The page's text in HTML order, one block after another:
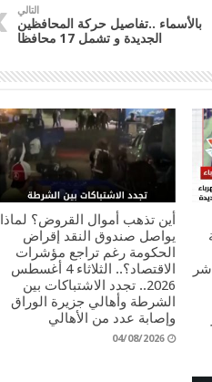
التالي
بالأسماء ..تفاصيل حركة المحافظين
الجديدة و تشمل 17 محافظا
أين تذهب أموال القروض؟ لماذا
يواصل صندوق النقد إقراض
الحكومة رغم تراجع مؤشرات
الاقتصاد؟.. الثلاثاء 4 أغسطس
2026.. تجدد الاشتباكات بين
الشرطة وأهالي جزيرة الوراق
وإصابة عدد من الأهالي
04/08/2026